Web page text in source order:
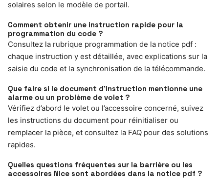
solaires selon le modèle de portail.
Comment obtenir une instruction rapide pour la
programmation du code ?
Consultez la rubrique programmation de la notice pdf :
chaque instruction y est détaillée, avec explications sur la
saisie du code et la synchronisation de la télécommande.
Que faire si le document d’instruction mentionne une
alarme ou un problème de volet ?
Vérifiez d’abord le volet ou l’accessoire concerné, suivez
les instructions du document pour réinitialiser ou
remplacer la pièce, et consultez la FAQ pour des solutions
rapides.
Quelles questions fréquentes sur la barrière ou les
accessoires Nice sont abordées dans la notice pdf ?